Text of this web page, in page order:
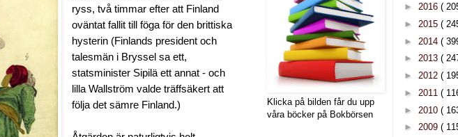
ryss, två timmar efter att Finland
oväntat fallit till föga för den brittiska
hysterin (Finlands president och
talesmän i Bryssel sa ett,
statsminister Sipilä ett annat - och
lilla Wallström valde träffsäkert att
följa det sämre Finland.)
Klicka på bilden får du upp
våra böcker på Bokbörsen
► 2016 (
► 2015 (
► 2014 (
► 2013 (
► 2012 (
► 2011 (
► 2010 (
► 2009 (